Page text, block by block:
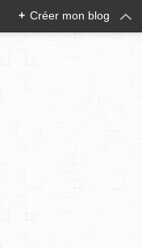
+ Créer mon blog